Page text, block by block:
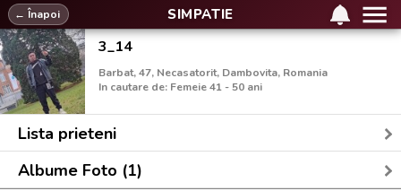
SIMPATIE
← Înapoi
3_14
Barbat, 47, Necasatorit, Dambovita, Romania
In cautare de: Femeie 41 - 50 ani
Lista prieteni
Albume Foto (1)